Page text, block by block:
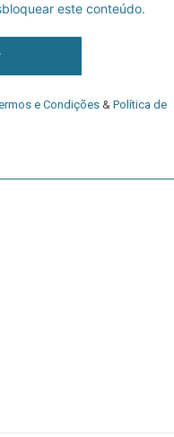
de
de Cister e ajude-nos
este conteúdo.
e Condições & Política de